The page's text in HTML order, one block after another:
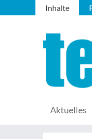
Inhalte
Aktuelles